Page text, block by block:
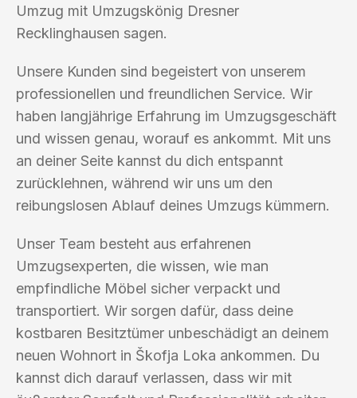
Umzug mit Umzugskönig Dresner
Recklinghausen sagen.
Unsere Kunden sind begeistert von unserem
professionellen und freundlichen Service. Wir
haben langjährige Erfahrung im Umzugsgeschäft
und wissen genau, worauf es ankommt. Mit uns
an deiner Seite kannst du dich entspannt
zurücklehnen, während wir uns um den
reibungslosen Ablauf deines Umzugs kümmern.
Unser Team besteht aus erfahrenen
Umzugsexperten, die wissen, wie man
empfindliche Möbel sicher verpackt und
transportiert. Wir sorgen dafür, dass deine
kostbaren Besitztümer unbeschädigt an deinem
neuen Wohnort in Škofja Loka ankommen. Du
kannst dich darauf verlassen, dass wir mit